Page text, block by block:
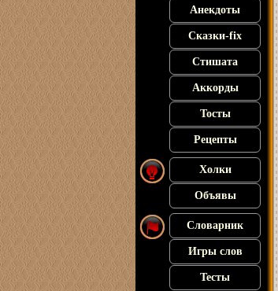
Анекдоты
Сказки-fix
Стишата
Аккорды
Тосты
Рецепты
Холки
Объявы
Словарник
Игры слов
Тесты